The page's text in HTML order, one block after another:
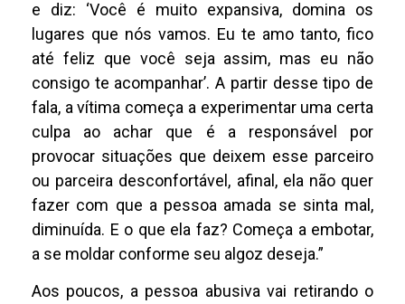
e diz: ‘Você é muito expansiva, domina os
lugares que nós vamos. Eu te amo tanto, fico
até feliz que você seja assim, mas eu não
consigo te acompanhar’. A partir desse tipo de
fala, a vítima começa a experimentar uma certa
culpa ao achar que é a responsável por
provocar situações que deixem esse parceiro
ou parceira desconfortável, afinal, ela não quer
fazer com que a pessoa amada se sinta mal,
diminuída. E o que ela faz? Começa a embotar,
a se moldar conforme seu algoz deseja.”
Aos poucos, a pessoa abusiva vai retirando o